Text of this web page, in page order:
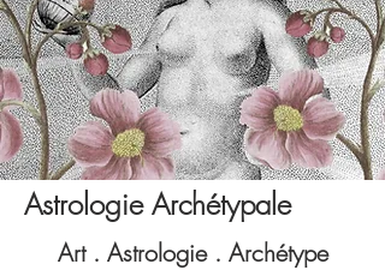
Astrologie Archétypale
Art . Astrologie . Archétype